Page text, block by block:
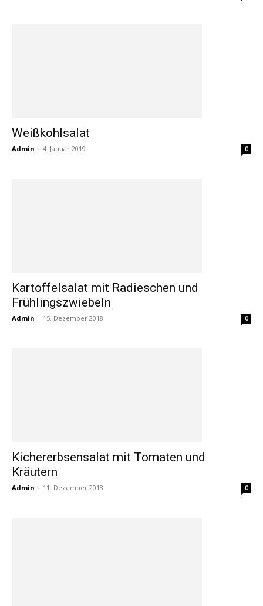
Weißkohlsalat
Admin - 4. Januar 2019 0
Kartoffelsalat mit Radieschen und
Frühlingszwiebeln
Admin - 15. Dezember 2018 0
Kichererbsensalat mit Tomaten und
Kräutern
Admin - 11. Dezember 2018 0